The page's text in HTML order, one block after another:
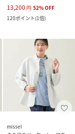
13,200 円 52%OFF
120ポイント(1倍)
missel